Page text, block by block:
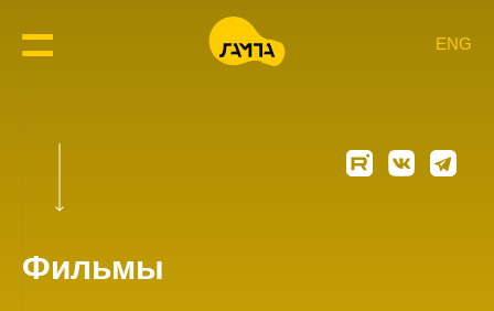
ENG
Фильмы